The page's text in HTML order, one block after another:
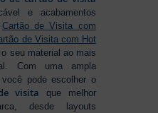
e acabamentos
Cartão de Visita com
de Visita com Hot
o seu material ao mais
Com uma ampla
pode escolher o
visita que melhor
desde layouts